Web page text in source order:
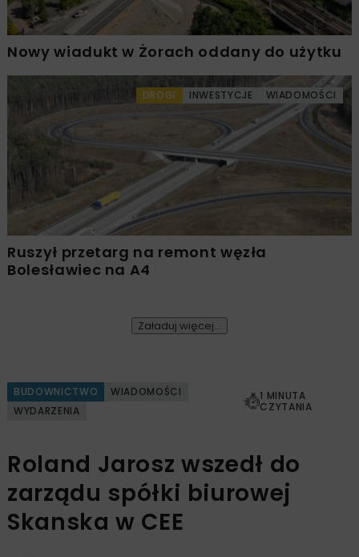
Nowy wiadukt w Żorach oddany do użytku
DROGI INWESTYCJE WIADOMOŚCI
Ruszył przetarg na remont węzła
Bolesławiec na A4
Załaduj więcej...
BUDOWNICTWO
WIADOMOŚCI
WYDARZENIA
1 MINUTA
CZYTANIA
Roland Jarosz wszedł do
zarządu spółki biurowej
Skanska w CEE